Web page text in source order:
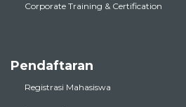
Corporate Training & Certification
Pendaftaran
Registrasi Mahasiswa